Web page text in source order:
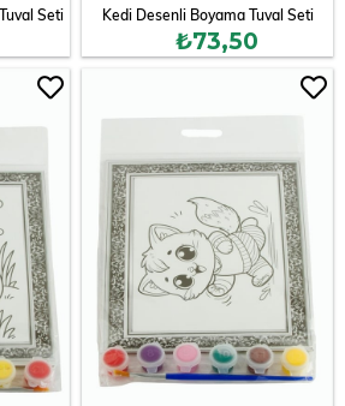
Seti Kedi Desenli Boyama Tuval Seti
₺73,50